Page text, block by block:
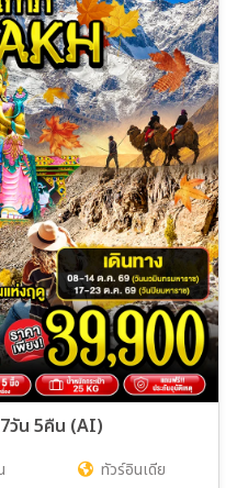
วัน 5คืน (AI)
ทัวร์อินเดีย